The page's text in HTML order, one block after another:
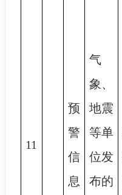
11
预
警
信
息
气
象、
地震
等单
位发
布的